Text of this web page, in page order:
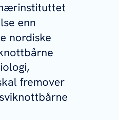
enn
nordiske
fremover